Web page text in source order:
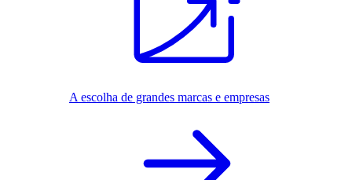
A escolha de grandes marcas e empresas